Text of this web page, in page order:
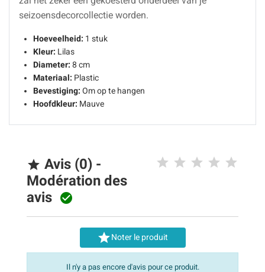
seizoensdecorcollectie worden.
Hoeveelheid: 1 stuk
Kleur: Lilas
Diameter: 8 cm
Materiaal: Plastic
Bevestiging: Om op te hangen
Hoofdkleur: Mauve
 Avis (0) -
Modération des
avis 
Noter le produit
Il n'y a pas encore d'avis pour ce produit.